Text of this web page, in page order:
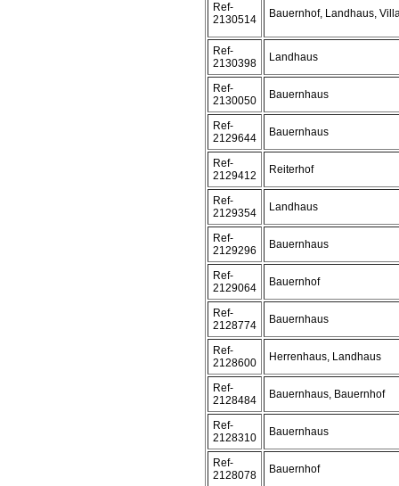
Ref-
2130514
Bauernhof, Landhaus,
Ref-
2130398
Landhaus
Ref-
2130050
Bauernhaus
Ref-
2129644
Bauernhaus
Ref-
2129412
Reiterhof
Ref-
2129354
Landhaus
Ref-
2129296
Bauernhaus
Ref-
2129064
Bauernhof
Ref-
2128774
Bauernhaus
Ref-
2128600
Herrenhaus, Landhaus
Ref-
2128484
Bauernhaus, Bauernhof
Ref-
2128310
Bauernhaus
Ref-
2128078
Bauernhof